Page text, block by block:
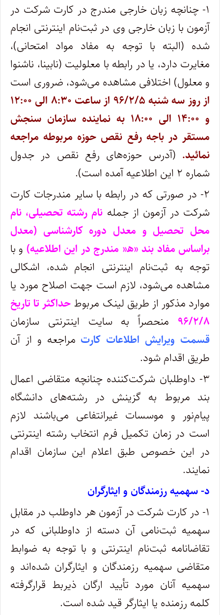
۱- چنانچه‌ زبان‌ خارجی‌ مندرج‌ در کارت‌ شرکت در
آزمون با زبان‌ خارجی‌ وی‌ در ثبت‌نام‌ اینترنتی انجام
شده (البته با توجه به مفاد مواد امتحانی)،
مغایرت‌ دارد، یا در رابطه با معلولیت (نابینا، ناشنوا
و معلول) اختلافی مشاهده می‌شود، ضروری است
از روز سه شنبه ۹۶/۲/۵ از ساعت ۸:۳۰ الی ۱۲:۰۰
و ۱۴:۰۰ الی ۱۸:۰۰ به نماینده سازمان سنجش
مستقر در باجه رفع نقص حوزه مربوطه مراجعه
نمائید. (آدرس حوزه‌های رفع نقص در جدول
شماره ۲ این اطلاعیه آمده است).
۲- در صورتی که‌ در رابطه‌ با سایر مندرجات‌ کارت
شرکت در آزمون از جمله نام رشته تحصیلی، نام
محل تحصیل و معدل دوره کارشناسی (معدل
براساس مفاد بند «ه‍« مندرج در این اطلاعیه) و با
توجه‌ به‌ ثبت‌نام اینترنتی انجام شده، اشکالی‌
مشاهده‌ می‌شود، لازم است جهت اصلاح مورد یا
موارد مذکور از طریق لینک مربوط حداکثر تا تاریخ
۹۶/۲/۸ منحصراً به سایت اینترنتی سازمان
قسمت ویرایش اطلاعات کارت مراجعه و از آن
طریق اقدام شود.
۳- داوطلبان شرکت‌کننده چنانچه متقاضی اعمال
بند مربوط به گزینش در رشته‌های دانشگاه
پیام‌نور و موسسات غیرانتفاعی می‌باشند لازم
است در زمان تکمیل فرم انتخاب رشته اینترنتی
در این خصوص طبق اعلام این سازمان اقدام
نمایند.
د- سهمیه رزمندگان و ایثارگران
۱- در کارت شرکت در آزمون هر داوطلب در مقابل
سهمیه‌ ثبت‌نامی‌ آن دسته از داوطلبانی که در
تقاضانامه ثبت‌نام اینترنتی و با توجه به ضوابط
متقاضی سهمیه رزمندگان و ایثارگران شده‌اند و
سهمیه آنان مورد تأیید ارگان ذیربط قرارگرفته
کلمه رزمنده یا ایثارگر قید شده است.